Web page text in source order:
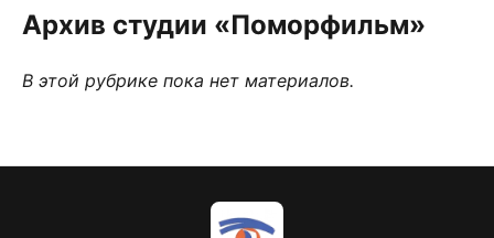
Архив студии «Поморфильм»
В этой рубрике пока нет материалов.